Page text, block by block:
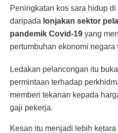
Peningkatan kos sara hidup
daripada lonjakan sektor
pandemik Covid-19 yang
pertumbuhan ekonomi negara
Ledakan pelancongan itu
permintaan terhadap
memberi tekanan kepada
gaji pekerja.
Kesan itu menjadi lebih